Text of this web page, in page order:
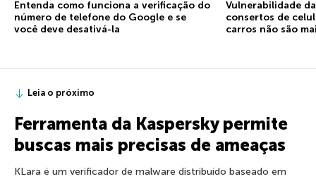
Entenda como funciona a verificação do
número de telefone do Google e se
você deve desativá-la
Vulnerabilidade
consertos de
carros não são
Leia o próximo
Ferramenta da Kaspersky permite
buscas mais precisas de ameaças
KLara é um verificador de malware distribuído baseado em